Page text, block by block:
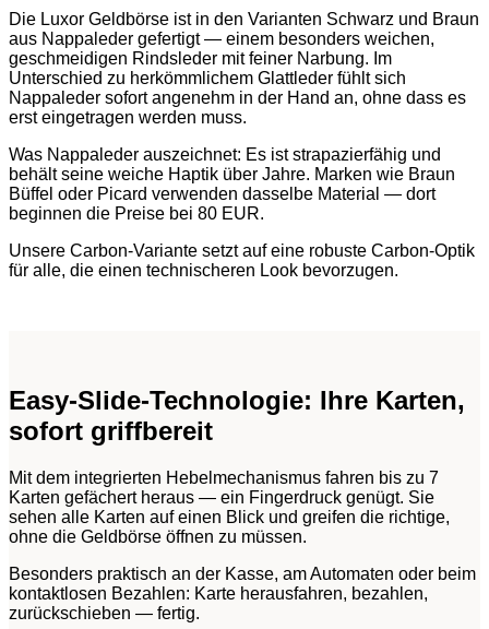
Die Luxor Geldbörse ist in den Varianten Schwarz und Braun
aus Nappaleder gefertigt — einem besonders weichen,
geschmeidigen Rindsleder mit feiner Narbung. Im
Unterschied zu herkömmlichem Glattleder fühlt sich
Nappaleder sofort angenehm in der Hand an, ohne dass es
erst eingetragen werden muss.
Was Nappaleder auszeichnet: Es ist strapazierfähig und
behält seine weiche Haptik über Jahre. Marken wie Braun
Büffel oder Picard verwenden dasselbe Material — dort
beginnen die Preise bei 80 EUR.
Unsere Carbon-Variante setzt auf eine robuste Carbon-Optik
für alle, die einen technischeren Look bevorzugen.
Easy-Slide-Technologie: Ihre Karten,
sofort griffbereit
Mit dem integrierten Hebelmechanismus fahren bis zu 7
Karten gefächert heraus — ein Fingerdruck genügt. Sie
sehen alle Karten auf einen Blick und greifen die richtige,
ohne die Geldbörse öffnen zu müssen.
Besonders praktisch an der Kasse, am Automaten oder beim
kontaktlosen Bezahlen: Karte herausfahren, bezahlen,
zurückschieben — fertig.